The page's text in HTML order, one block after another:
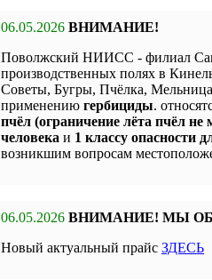
06.05.2026 ВНИМАНИЕ!
Поволжский НИИСС - филиал
производственных полях в
Советы, Бугры, Пчёлка, Мельница
применению гербициды.
пчёл (ограничение лёта пчёл не
человека и 1 классу опасности
возникшим вопросам
06.05.2026 ВНИМАНИЕ! МЫ
Новый актуальный прайс ЗДЕСЬ